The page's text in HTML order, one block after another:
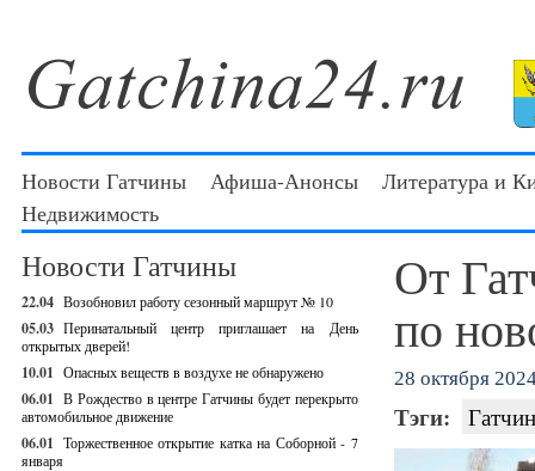
Новости Гатчины Афиша-Анонсы
Литература и
Недвижимость
Новости Гатчины
22.04 Возобновил работу сезонный маршрут № 10
05.03 Перинатальный центр приглашает на День
открытых дверей!
10.01 Опасных веществ в воздухе не обнаружено
06.01 В Рождество в центре Гатчины будет перекрыто
автомобильное движение
06.01 Торжественное открытие катка на Соборной - 7
января
От
по
28 октября
Тэги: